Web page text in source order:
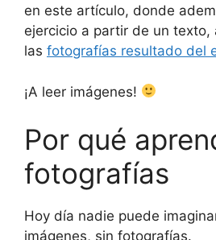
en este artículo, donde
ejercicio a partir de un texto,
las fotografías resultado del
¡A leer imágenes!
Por qué
fotografías
Hoy día nadie puede
imágenes, sin fotografías.